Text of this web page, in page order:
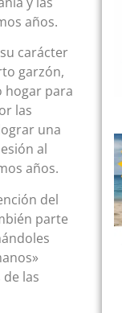
años.
carácter
garzón,
hogar para
las
una
al
años.
del
parte
las